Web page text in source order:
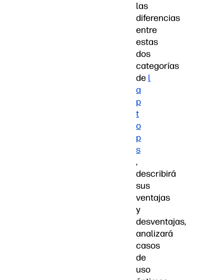
las
diferencias
entre
estas
dos
categorías
de l
a
p
t
o
p
s
,
describirá
sus
ventajas
y
desventajas,
analizará
casos
de
uso